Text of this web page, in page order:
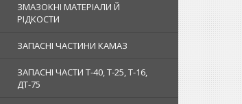
ЗМАЗОКНІ МАТЕРІАЛИ Й
РІДКОСТИ
ЗАПАСНІ ЧАСТИНИ КАМАЗ
ЗАПАСНІ ЧАСТИ Т-40, Т-25, Т-16,
ДТ-75